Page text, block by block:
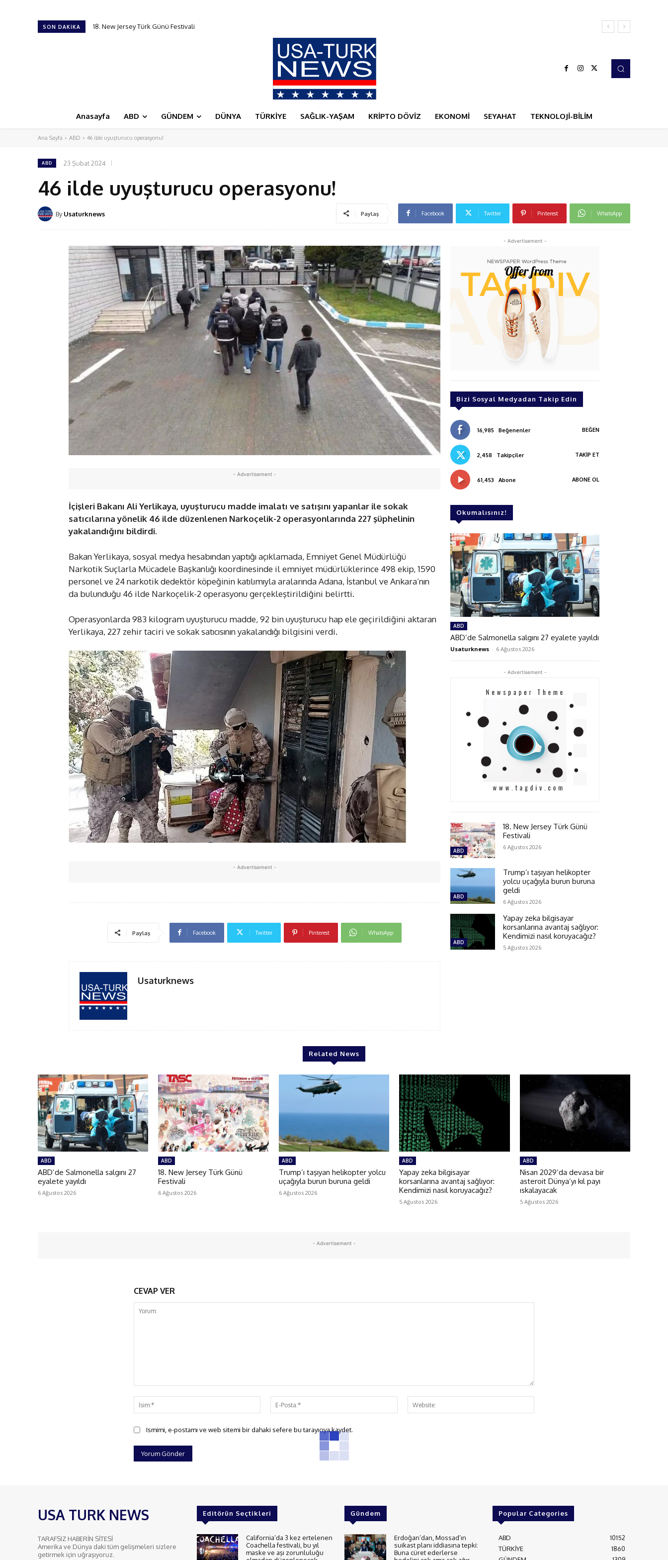
SON DAKIKA 18. New Jersey Türk Günü Festivali
Trump’ı taşıyan helikopter yolcu uçağıyla burun buruna geldi
Anasayfa ABD GÜNDEM DÜNYA TÜRKİYE SAĞLIK-YAŞAM KRİPTO DÖVİZ EKONOMİ SEYAHAT TEKNOLOJİ-BİLİM
Ana Sayfa ABD 46 ilde uyuşturucu operasyonu!
ABD 23 Şubat 2024
46 ilde uyuşturucu operasyonu!
By Usaturknews Paylaş Facebook Twitter Pinterest WhatsApp
- Advertisement -
İçişleri Bakanı Ali Yerlikaya, uyuşturucu madde imalatı ve satışını yapanlar ile sokak
satıcılarına yönelik 46 ilde düzenlenen Narkoçelik-2 operasyonlarında 227 şüphelinin
yakalandığını bildirdi.
Bakan Yerlikaya, sosyal medya hesabından yaptığı açıklamada, Emniyet Genel Müdürlüğü
Narkotik Suçlarla Mücadele Başkanlığı koordinesinde il emniyet müdürlüklerince 498 ekip, 1590
personel ve 24 narkotik dedektör köpeğinin katılımıyla aralarında Adana, İstanbul ve Ankara’nın
da bulunduğu 46 ilde Narkoçelik-2 operasyonu gerçekleştirildiğini belirtti.
Operasyonlarda 983 kilogram uyuşturucu madde, 92 bin uyuşturucu hap ele geçirildiğini aktaran
Yerlikaya, 227 zehir taciri ve sokak satıcısının yakalandığı bilgisini verdi.
- Advertisement -
Paylaş Facebook Twitter Pinterest WhatsApp
Usaturknews
- Advertisement -
Bizi Sosyal Medyadan Takip Edin
16,985 Beğenenler BEĞEN
2,458 Takipçiler TAKIP ET
61,453 Abone ABONE OL
Okumalısınız!
ABD
ABD’de Salmonella salgını 27 eyalete yayıldı
Usaturknews - 6 Ağustos 2026
- Advertisement -
ABD
18. New Jersey Türk Günü
Festivali
6 Ağustos 2026
ABD
Trump’ı taşıyan helikopter
yolcu uçağıyla burun buruna
geldi
6 Ağustos 2026
ABD
Yapay zeka bilgisayar
korsanlarına avantaj sağlıyor:
Kendimizi nasıl koruyacağız?
5 Ağustos 2026
Related News
ABD
ABD’de Salmonella salgını 27
eyalete yayıldı
6 Ağustos 2026
ABD
18. New Jersey Türk Günü
Festivali
6 Ağustos 2026
ABD
Trump’ı taşıyan helikopter yolcu
uçağıyla burun buruna geldi
6 Ağustos 2026
ABD
Yapay zeka bilgisayar
korsanlarına avantaj sağlıyor:
Kendimizi nasıl koruyacağız?
5 Ağustos 2026
ABD
Nisan 2029’da devasa bir
asteroit Dünya’yı kıl payı
ıskalayacak
5 Ağustos 2026
- Advertisement -
CEVAP VER
İsim:*
Posta:*
Ismimi, e-postamı ve web sitemi bir dahaki sefere bu tarayıcıya kaydet.
USA TURK NEWS
TARAFSIZ HABERİN SİTESİ
Amerika ve Dünya daki tüm gelişmeleri sizlere
getirmek için uğraşıyoruz.
Editörün Seçtikleri
California’da 3 kez ertelenen
Coachella festivali, bu yıl
maske ve aşı zorunluluğu
Gündem
Erdoğan’dan, Mossad’ın
suikast planı iddiasına tepki:
Buna cüret ederlerse
Popular Categories
ABD
10152
TÜRKİYE
1860